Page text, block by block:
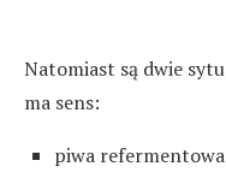
Natomiast są dwie
ma sens:
piwa